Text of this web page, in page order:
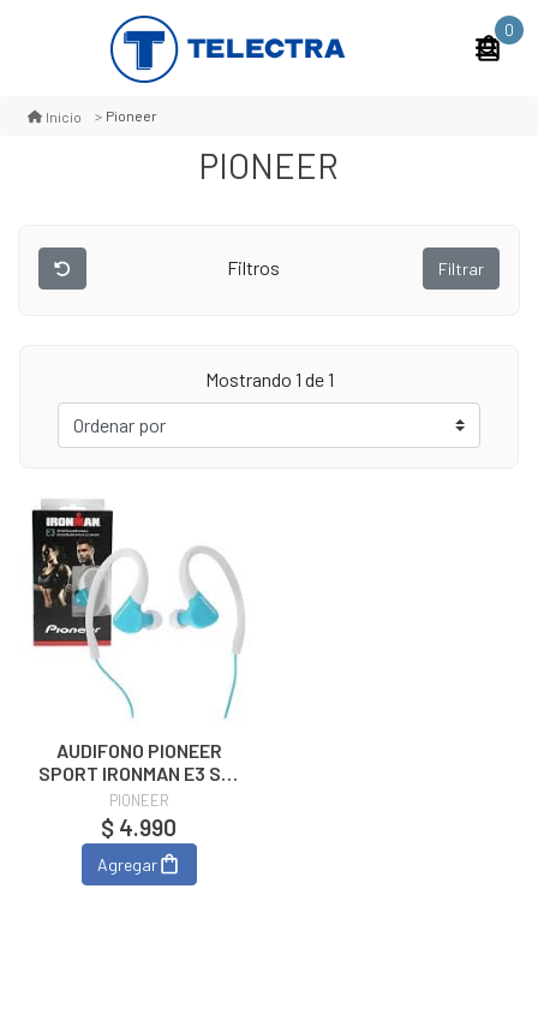
0
Inicio Pioneer
PIONEER
Filtros Filtrar
Mostrando 1 de 1
AUDIFONO PIONEER
SPORT IRONMAN E3 SE-
E3M(GR)
PIONEER
$ 4.990
Agregar